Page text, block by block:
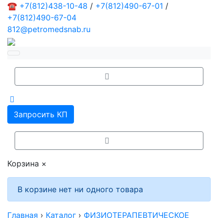
☎ +7(812)438-10-48 / +7(812)490-67-01 /
+7(812)490-67-04
812@petromedsnab.ru
Запросить КП
Корзина ×
В корзине нет ни одного товара
Главная › Каталог › ФИЗИОТЕРАПЕВТИЧЕСКОЕ